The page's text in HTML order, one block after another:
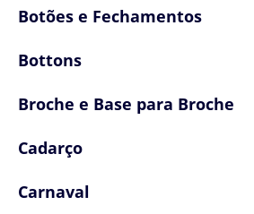
Botões e Fechamentos
Bottons
Broche e Base para Broche
Cadarço
Carnaval